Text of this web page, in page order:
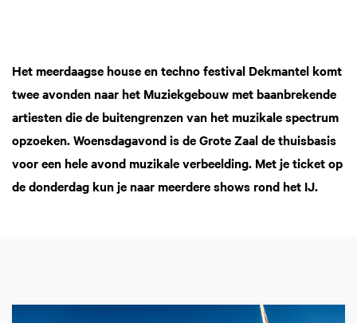
Het meerdaagse house en techno festival Dekmantel komt
twee avonden naar het Muziekgebouw met baanbrekende
artiesten die de buitengrenzen van het muzikale spectrum
opzoeken. Woensdagavond is de Grote Zaal de thuisbasis
voor een hele avond muzikale verbeelding. Met je ticket op
de donderdag kun je naar meerdere shows rond het IJ.